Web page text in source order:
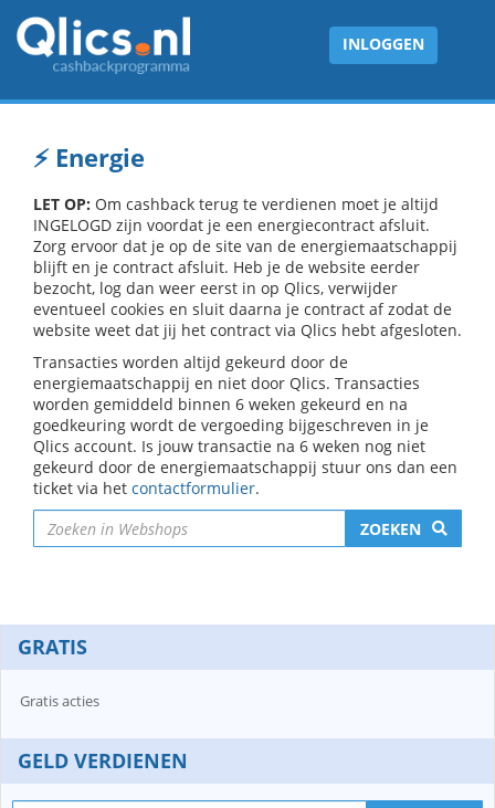
INLOGGEN
⚡ Energie
LET OP: Om cashback terug te verdienen moet je altijd
INGELOGD zijn voordat je een energiecontract afsluit.
Zorg ervoor dat je op de site van de energiemaatschappij
blijft en je contract afsluit. Heb je de website eerder
bezocht, log dan weer eerst in op Qlics, verwijder
eventueel cookies en sluit daarna je contract af zodat de
website weet dat jij het contract via Qlics hebt afgesloten.
Transacties worden altijd gekeurd door de
energiemaatschappij en niet door Qlics. Transacties
worden gemiddeld binnen 6 weken gekeurd en na
goedkeuring wordt de vergoeding bijgeschreven in je
Qlics account. Is jouw transactie na 6 weken nog niet
gekeurd door de energiemaatschappij stuur ons dan een
ticket via het contactformulier.
ZOEKEN
GRATIS
Gratis acties
GELD VERDIENEN